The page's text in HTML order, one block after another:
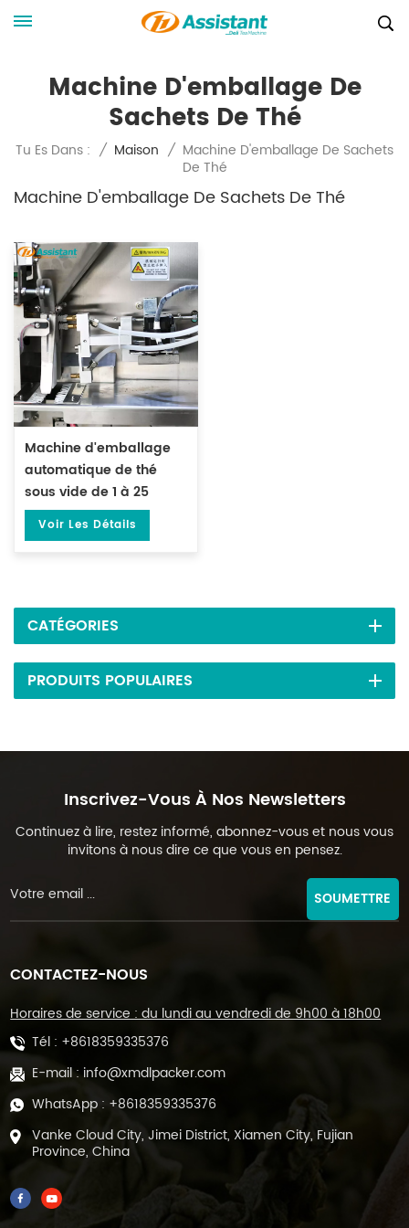
Machine D'emballage De
Sachets De Thé
Tu Es Dans : / Maison / Machine D'emballage De Sachets
De Thé
Machine D'emballage De Sachets De Thé
Machine d'emballage
automatique de thé
sous vide de 1 à 25
grammes, pour sacs
préfabriqués ML-DZX-
Voir Les Détails
CATÉGORIES
PRODUITS POPULAIRES
Inscrivez-Vous À Nos Newsletters
Continuez à lire, restez informé, abonnez-vous et nous vous
invitons à nous dire ce que vous en pensez.
SOUMETTRE
CONTACTEZ-NOUS
Horaires de service : du lundi au vendredi de 9h00 à 18h00
Tél : +8618359335376
E-mail : info@xmdlpacker.com
WhatsApp : +8618359335376
Vanke Cloud City, Jimei District, Xiamen City, Fujian
Province, China